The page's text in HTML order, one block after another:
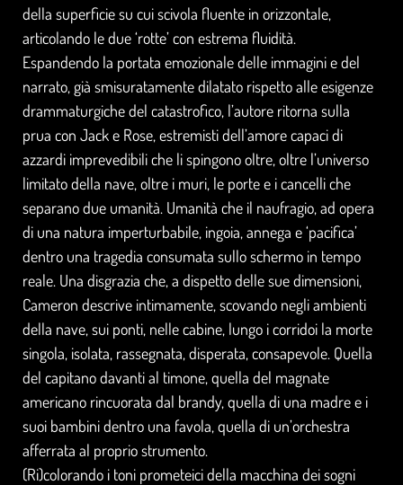
della superficie su cui scivola fluente in orizzontale,
articolando le due ‘rotte’ con estrema fluidità.
Espandendo la portata emozionale delle immagini e del
narrato, già smisuratamente dilatato rispetto alle esigenze
drammaturgiche del catastrofico, l’autore ritorna sulla
prua con Jack e Rose, estremisti dell’amore capaci di
azzardi imprevedibili che li spingono oltre, oltre l’universo
limitato della nave, oltre i muri, le porte e i cancelli che
separano due umanità. Umanità che il naufragio, ad opera
di una natura imperturbabile, ingoia, annega e ‘pacifica’
dentro una tragedia consumata sullo schermo in tempo
reale. Una disgrazia che, a dispetto delle sue dimensioni,
Cameron descrive intimamente, scovando negli ambienti
della nave, sui ponti, nelle cabine, lungo i corridoi la morte
singola, isolata, rassegnata, disperata, consapevole. Quella
del capitano davanti al timone, quella del magnate
americano rincuorata dal brandy, quella di una madre e i
suoi bambini dentro una favola, quella di un’orchestra
afferrata al proprio strumento.
(Ri)colorando i toni prometeici della macchina dei sogni